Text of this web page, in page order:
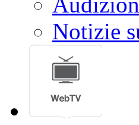
Resoconti
Audizioni
Notizie